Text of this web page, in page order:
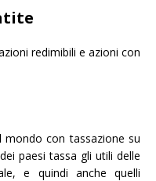
redimibili e azioni con
mondo con tassazione su
paesi tassa gli utili delle
e quindi anche quelli